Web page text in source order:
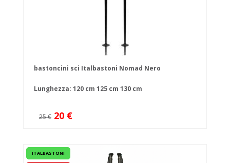
bastoncini sci Italbastoni Nomad Nero
Lunghezza: 120 cm 125 cm 130 cm
25 € 20 €
ITALBASTONI